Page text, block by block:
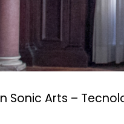
Sonic Arts –